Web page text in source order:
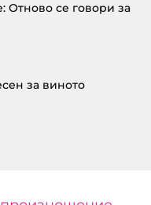
Отново се говори за
за виното